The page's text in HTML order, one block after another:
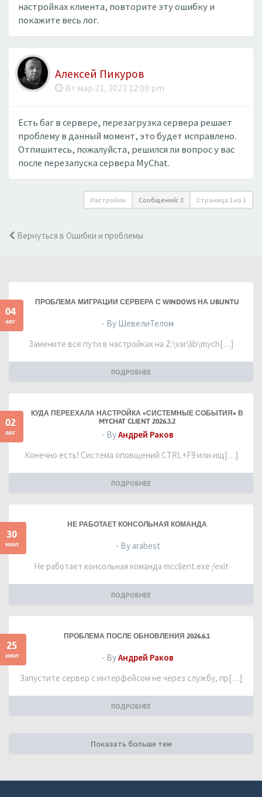
настройках клиента, повторите эту ошибку и
покажите весь лог.
Алексей Пикуров
Вт мар 21, 2023 12:00 pm
Есть баг в сервере, перезагрузка сервера решает
проблему в данный момент, это будет исправлено.
Отпишитесь, пожалуйста, решился ли вопрос у вас
после перезапуска сервера MyChat.
Настройки Сообщений: 3 Страница 1 из 1
Вернуться в Ошибки и проблемы
04
авг
ПРОБЛЕМА МИГРАЦИИ СЕРВЕРА С WINDOWS НА UBUNTU
- By ШевелиТелом
Замените все пути в настройках на Z:\var\lib\mych[…]
ПОДРОБНЕЕ
02
авг
КУДА ПЕРЕЕХАЛА НАСТРОЙКА «СИСТЕМНЫЕ СОБЫТИЯ» В
MYCHAT CLIENT 2026.3.2
- ByАндрей Раков
Конечно есть! Система оповщений CTRL+F9 или ищ[…]
ПОДРОБНЕЕ
30
июл
НЕ РАБОТАЕТ КОНСОЛЬНАЯ КОМАНДА
- By arabest
Не работает консольная команда mcclient.exe /exit
ПОДРОБНЕЕ
25
июл
ПРОБЛЕМА ПОСЛЕ ОБНОВЛЕНИЯ 2026.6.1
- ByАндрей Раков
Запустите сервер с интерфейсом не через службу, пр[…]
ПОДРОБНЕЕ
Показать больше тем